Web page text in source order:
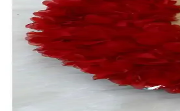
Kına Gecesi Tefleri
İki farklı kına tefi modeli, Hediyenikap ve
yardımcı olur.
Gelin Tefleri Karşılaştırması:
İki popüler gelin tefi modeli olan Ayanoglu ve